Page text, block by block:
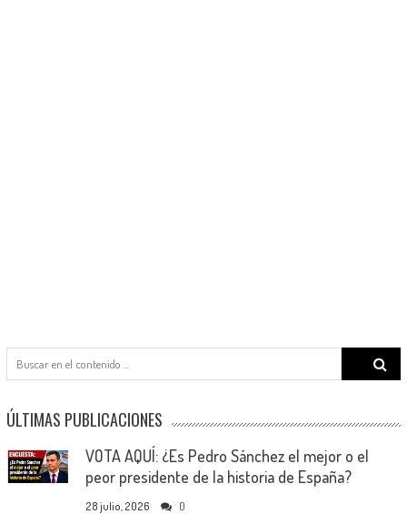
Search
ÚLTIMAS PUBLICACIONES
VOTA AQUÍ: ¿Es Pedro Sánchez el mejor o el
peor presidente de la historia de España?
28 julio, 2026 0